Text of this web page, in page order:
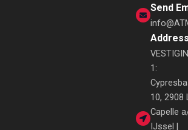
Send
Address
1:
10, 2908
Capelle
IJssel |